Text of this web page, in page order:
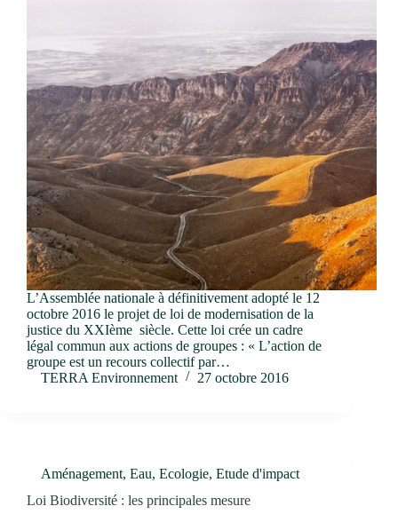
L’Assemblée nationale à définitivement adopté le 12
octobre 2016 le projet de loi de modernisation de la
justice du XXIème siècle. Cette loi crée un cadre
légal commun aux actions de groupes : « L’action de
groupe est un recours collectif par…
TERRA Environnement
27 octobre 2016
Aménagement, Eau, Ecologie, Etude d'impact
Loi Biodiversité : les principales mesure